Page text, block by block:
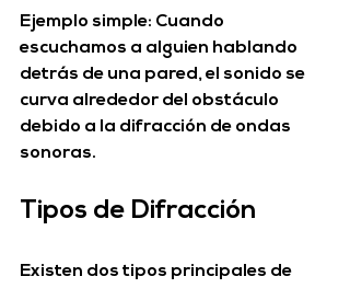
Ejemplo simple: Cuando
escuchamos a alguien hablando
detrás de una pared, el sonido se
curva alrededor del obstáculo
debido a la difracción de ondas
sonoras.
Tipos de Difracción
Existen dos tipos principales de